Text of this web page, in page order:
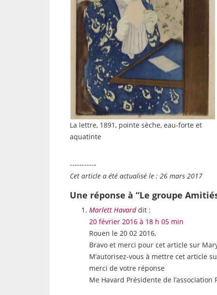
La lettre, 1891, pointe sèche, eau-forte et
aquatinte
-----------
Cet article a été actualisé le : 26 mars 2017
Une réponse à “Le groupe
Marlett Havard dit :
20 février 2016 à 18 h 05 min
Rouen le 20 02 2016,
Bravo et merci pour cet article sur
M’autorisez-vous à mettre cet article
merci de votre réponse
Me Havard Présidente de l’association